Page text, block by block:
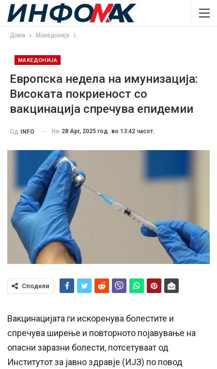
Дома Македонија
МАКЕДОНИЈА
Европска недела на имунизација:
Високата покриеност со
вакцинација спречува епидемии
Од INFO На 28 Apr, 2025 год. во 13:42 часот.
Сподели
Вакцинацијата ги искоренува болестите и
спречува ширење и повторното појавување на
опасни заразни болести, потсетуваат од
Институтот за јавно здравје (ИЈЗ) по повод